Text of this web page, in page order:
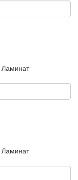
Ламинат
Ламинат